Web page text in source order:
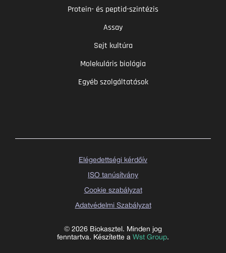
Protein- és peptid-szintézis
Assay
Sejt kultúra
Molekuláris biológia
Egyéb szolgáltatások
© 2026 Biokasztel. Minden jog
fenntartva. Készítette a Wst Group.
Elégedettségi kérdőív
ISO tanúsítvány
Cookie szabályzat
Adatvédelmi Szabályzat